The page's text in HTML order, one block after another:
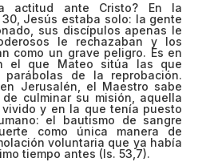
actitud ante Cristo? En la
Jesús estaba solo: la gente
sus discípulos apenas le
le rechazaban y los
como un grave peligro. Es en
el que Mateo sitúa las que
parábolas de la reprobación.
Jerusalén, el Maestro sabe
culminar su misión, aquella
y en la que tenía puesto
el bautismo de sangre
como única manera de
voluntaria que ya había
tiempo antes (Is. 53,7).